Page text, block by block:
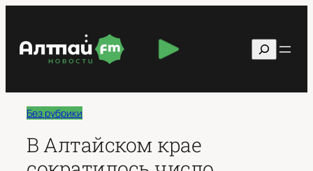
содержимому
Поиск
Без рубрики
В Алтайском крае